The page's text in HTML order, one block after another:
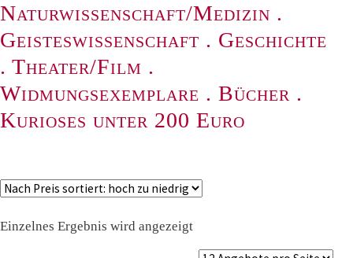
Naturwissenschaft/Medizin .
Geisteswissenschaft . Geschichte
. Theater/Film .
Widmungsexemplare . Bücher .
Kurioses unter 200 Euro
Einzelnes Ergebnis wird angezeigt